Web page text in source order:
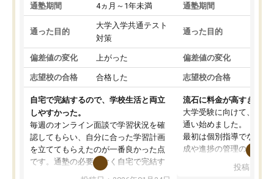
通塾期間 4ヵ月～1年未満
通った目的
大学入学共通テスト
対策
偏差値の変化 上がった
志望校の合格 合格した
自宅で完結するので、学校生活と両立
しやすかった。
毎週のオンライン面談で学習状況を確
認してもらい、自分に合った学習計画
を立ててもらえたのが一番良かった点
です。通塾の必要がなく自宅で完結す
通塾期間
通った目的
偏差値の変化
志望校の合格
流石に料金が高すぎる
大学受験に向けて、高2
通い始めました。
最初は個別指導でなく、
成や進捗の管理のみのコ
じ個別指導コースに変更
投稿日：